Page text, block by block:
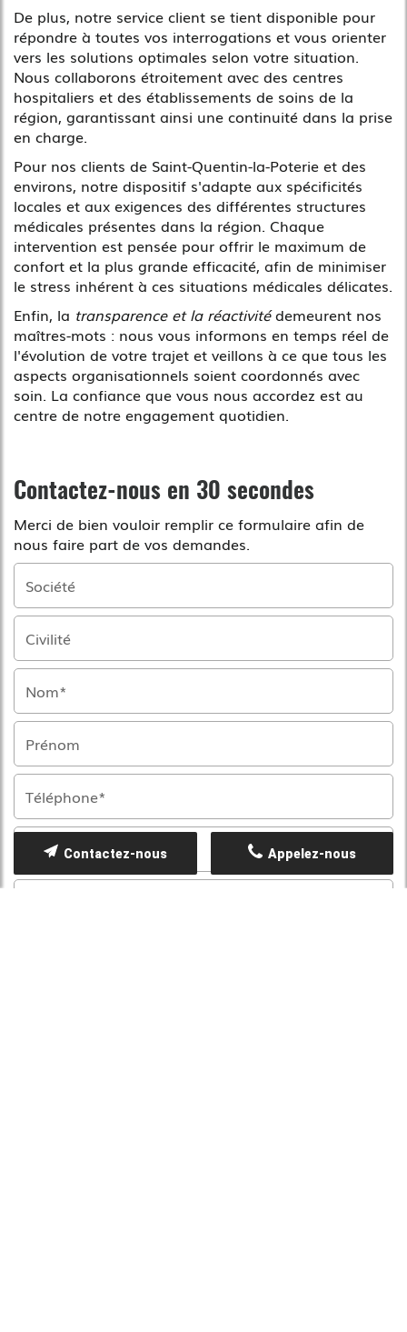
De plus, notre service client se tient disponible pour
répondre à toutes vos interrogations et vous orienter
vers les solutions optimales selon votre situation.
Nous collaborons étroitement avec des centres
hospitaliers et des établissements de soins de la
région, garantissant ainsi une continuité dans la prise
en charge.
Pour nos clients de Saint-Quentin-la-Poterie et des
environs, notre dispositif s'adapte aux spécificités
locales et aux exigences des différentes structures
médicales présentes dans la région. Chaque
intervention est pensée pour offrir le maximum de
confort et la plus grande efficacité, afin de minimiser
le stress inhérent à ces situations médicales délicates.
Enfin, la transparence et la réactivitédemeurent nos
maîtres-mots : nous vous informons en temps réel de
l'évolution de votre trajet et veillons à ce que tous les
aspects organisationnels soient coordonnés avec
soin. La confiance que vous nous accordez est au
centre de notre engagement quotidien.
Contactez-nous en 30 secondes
Merci de bien vouloir remplir ce formulaire afin de
nous faire part de vos demandes.
Appelez-nous
Contactez-nous